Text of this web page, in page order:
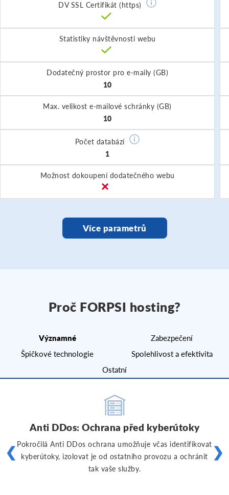
DV SSL Certifikát (https)
Statistiky návštěvnosti webu
Dodatečný prostor pro e-maily (GB)
10
Max. velikost e-mailové schránky (GB)
10
Počet databází
1
Možnost dokoupení dodatečného webu
Více parametrů
Proč FORPSI hosting?
Významné
Zabezpečení
Špičkové technologie
Spolehlivost a efektivita
Ostatní
Anti DDos: Ochrana před kyberútoky
Pokročilá Anti DDos ochrana umožňuje včas identifikovat
kyberútoky, izolovat je od ostatního provozu a ochránit
tak vaše služby.
❮ ❯